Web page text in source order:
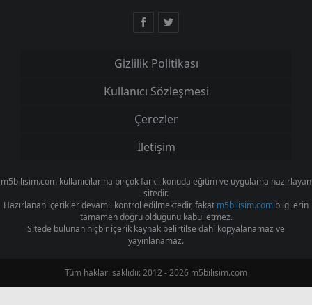
Gizlilik Politikası
Kullanıcı Sözleşmesi
Çerezler
İletişim
m5bilisim.com kullanıcılarına birçok farklı konuda eğitim ve uygulama hazırlayan
sitedir.
Hazırlanan içerikler devamlı kontrol edilmektedir, fakat m5bilisim.com bilgilerin
tamamen doğru olduğunu kabul etmez.
Sitede bulunan hiçbir içerik kaynak belirtilse dahi kopyalanamaz ve
yayınlanamaz.
Tüm hakları saklıdır. 2012 - 2026 m5bilisim.com